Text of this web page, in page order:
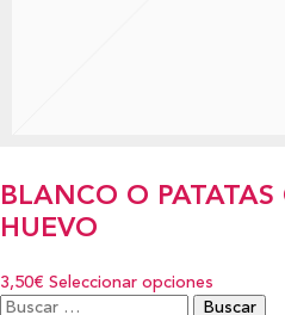
BLANCO O PATATAS
HUEVO
3,50€ Seleccionar opciones
Buscar: